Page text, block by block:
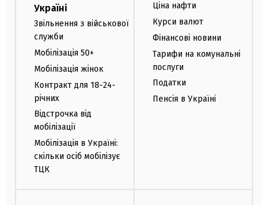
Україні
Звільнення з військової
служби
Мобілізація 50+
Мобілізація жінок
Контракт для 18-24-
річних
Відстрочка від
мобілізації
Мобілізація в Україні:
скільки осіб мобілізує
ТЦК
Ціна нафти
Курси валют
Фінансові новини
Тарифи на комунальні
послуги
Податки
Пенсія в Україні